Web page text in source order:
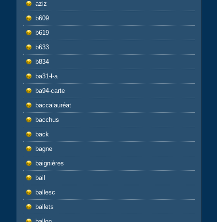
aziz
b609
b619
b633
b834
ba31-l-a
ba94-carte
baccalauréat
bacchus
back
bagne
baignières
bail
ballesc
ballets